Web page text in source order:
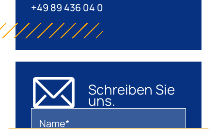
+49 89 436 04 0
Schreiben Sie
uns.